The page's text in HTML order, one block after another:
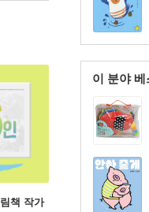
이 분야 베
책 작가